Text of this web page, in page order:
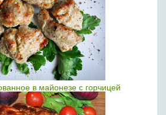
в майонезе с горчицей